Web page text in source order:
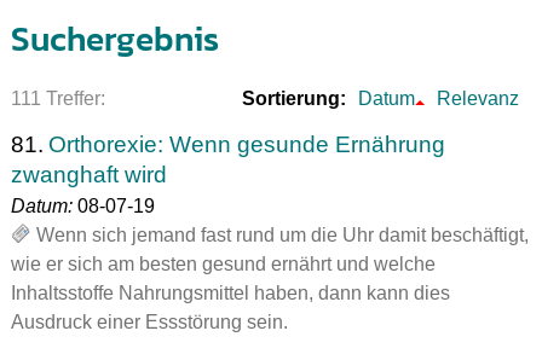
Suchergebnis
111 Treffer: Sortierung: Datum Relevanz
81. Orthorexie: Wenn gesunde Ernährung
zwanghaft wird
Datum:08-07-19
Wenn sich jemand fast rund um die Uhr damit beschäftigt,
wie er sich am besten gesund ernährt und welche
Inhaltsstoffe Nahrungsmittel haben, dann kann dies
Ausdruck einer Essstörung sein.